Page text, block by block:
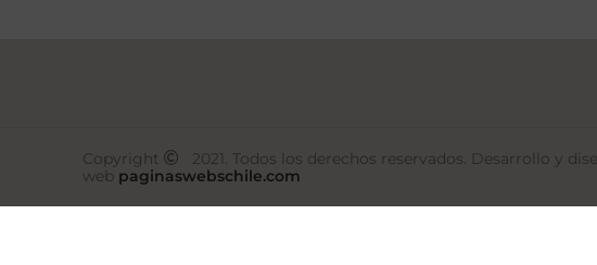
Copyright
2021. Todos los derechos reservados. Desarrollo y
web paginaswebschile.com